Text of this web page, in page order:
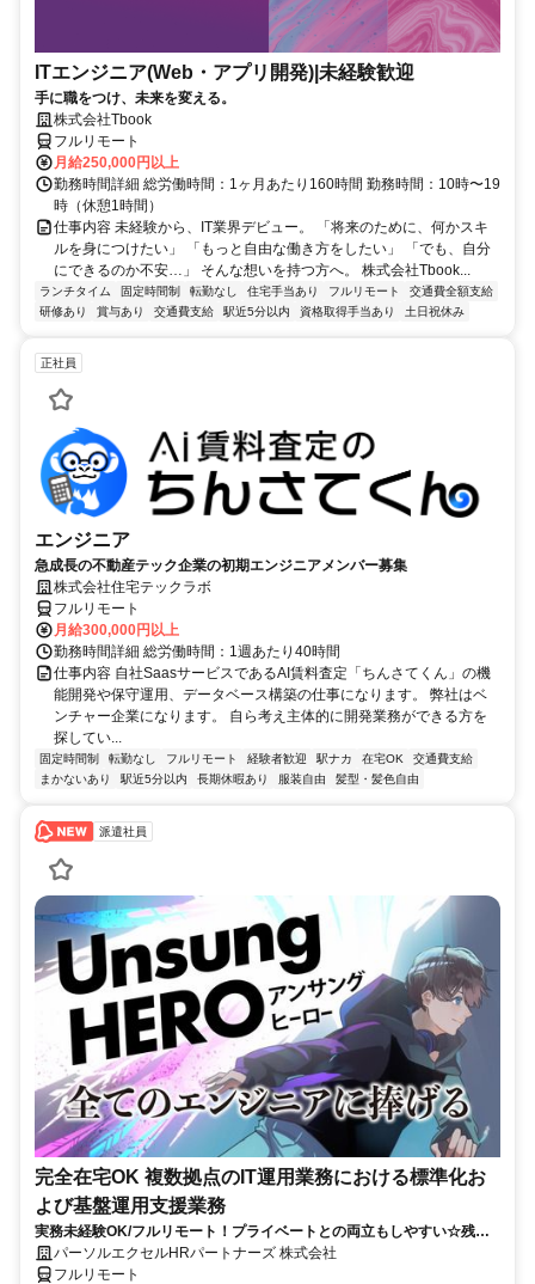
ITエンジニア(Web・アプリ開発)|未経験歓迎
手に職をつけ、未来を変える。
株式会社Tbook
フルリモート
月給250,000円以上
勤務時間詳細 総労働時間：1ヶ月あたり160時間 勤務時間：10時〜19
時（休憩1時間）
仕事内容 未経験から、IT業界デビュー。 「将来のために、何かスキ
ルを身につけたい」 「もっと自由な働き方をしたい」 「でも、自分
にできるのか不安…」 そんな想いを持つ方へ。 株式会社Tbook...
ランチタイム 固定時間制 転勤なし 住宅手当あり フルリモート
交通費全額支給
研修あり
賞与あり 交通費支給 駅近5分以内 資格取得手当あり 土日祝休み
正社員
エンジニア
急成長の不動産テック企業の初期エンジニアメンバー募集
株式会社住宅テックラボ
フルリモート
月給300,000円以上
勤務時間詳細 総労働時間：1週あたり40時間
仕事内容 自社SaasサービスであるAI賃料査定「ちんさてくん」の機
能開発や保守運用、データベース構築の仕事になります。 弊社はベ
ンチャー企業になります。 自ら考え主体的に開発業務ができる方を
探してい...
固定時間制 転勤なし フルリモート 経験者歓迎 駅ナカ 在宅OK
交通費支給
まかないあり
駅近5分以内 長期休暇あり 服装自由 髪型・髪色自由
派遣社員
完全在宅OK 複数拠点のIT運用業務における標準化お
よび基盤運用支援業務
実務未経験OK/フルリモート！プライベートとの両立もしやすい☆残業
ちょっと♪
パーソルエクセルHRパートナーズ 株式会社
フルリモート